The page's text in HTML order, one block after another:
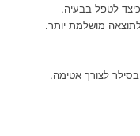
לטפל בבעיה.
מושלמת יותר.
לצורך אטימה.